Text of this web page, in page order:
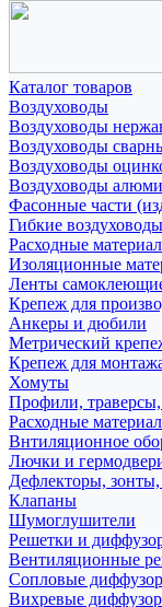
Каталог товаров
Воздуховоды
Воздуховоды
Воздуховоды
Воздуховоды
Воздуховоды
Фасонные части
Гибкие воздуховоды
Расходные
Изоляционные
Ленты
Крепеж для
Анкеры и дюбили
Метрический
Крепеж для
Хомуты
Профили,
Расходные
Внтиляционное
Лючки и
Дефлекторы, зонты,
Клапаны
Шумоглушители
Решетки и
Вентиляционные
Сопловые
Вихревые